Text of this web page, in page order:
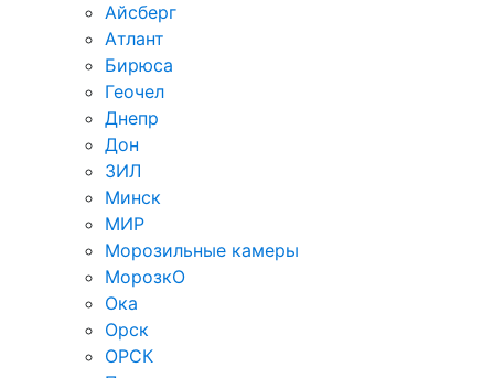
Айсберг
Атлант
Бирюса
Геочел
Днепр
Дон
ЗИЛ
Минск
МИР
Морозильные камеры
МорозкО
Ока
Орск
ОРСК